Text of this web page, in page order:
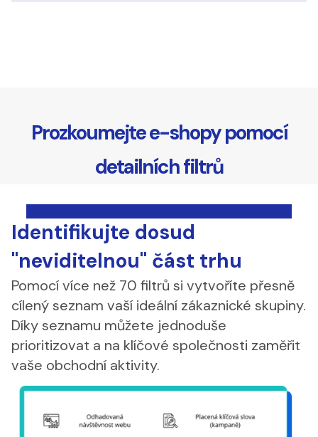
Prozkoumejte e-shopy pomocí
detailních filtrů
Identifikujte dosud
"neviditelnou" část trhu
Pomocí více než 70 filtrů si vytvoříte přesně
cílený seznam vaší ideální zákaznické skupiny.
Díky seznamu můžete jednoduše
prioritizovat a na klíčové společnosti zaměřit
vaše obchodní aktivity.